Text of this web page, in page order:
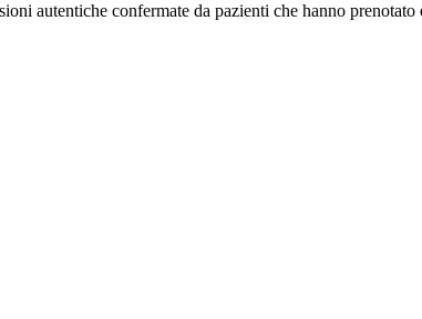
autentiche confermate da pazienti che hanno prenotato